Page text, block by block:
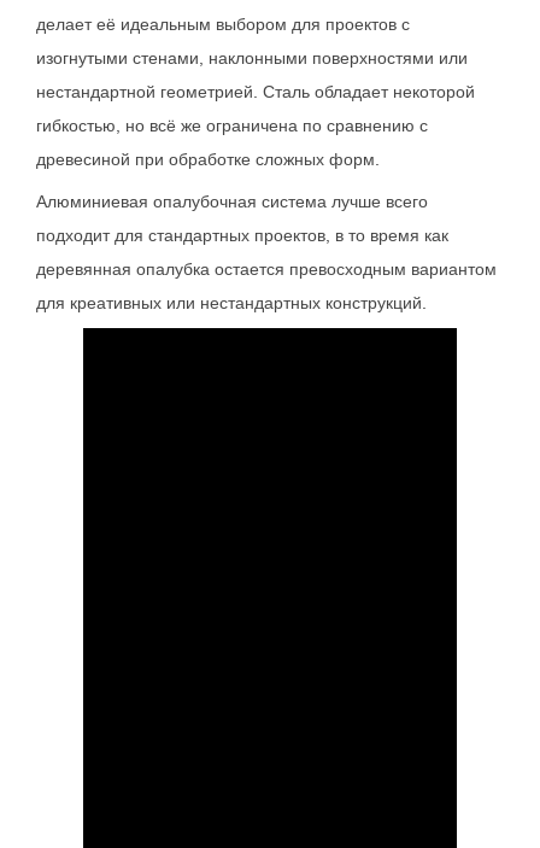
делает её идеальным выбором для проектов с
изогнутыми стенами, наклонными поверхностями или
нестандартной геометрией. Сталь обладает некоторой
гибкостью, но всё же ограничена по сравнению с
древесиной при обработке сложных форм.
Алюминиевая опалубочная система лучше всего
подходит для стандартных проектов, в то время как
деревянная опалубка остается превосходным вариантом
для креативных или нестандартных конструкций.